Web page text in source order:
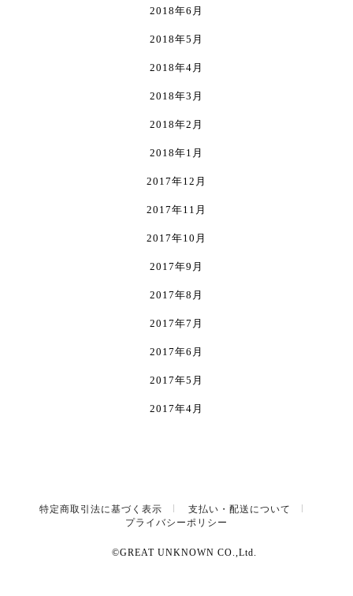
2018年6月
2018年5月
2018年4月
2018年3月
2018年2月
2018年1月
2017年12月
2017年11月
2017年10月
2017年9月
2017年8月
2017年7月
2017年6月
2017年5月
2017年4月
特定商取引法に基づく表示
支払い・配送について
プライバシーポリシー
©GREAT UNKNOWN CO.,Ltd.